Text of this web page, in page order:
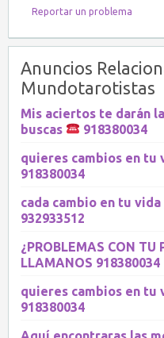
Reportar un problema
Anuncios
Mundotarotistas
Mis aciertos te darán
buscas
918380034
quieres cambios en tu
918380034
cada cambio en tu
932933512
¿PROBLEMAS CON TU
LLAMANOS 918380034
quieres cambios en tu
918380034